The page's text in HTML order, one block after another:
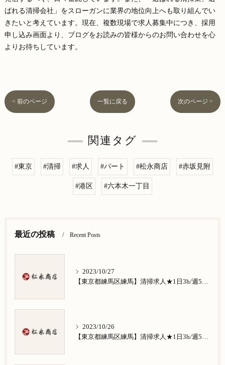
ばれる清掃会社」をスローガンに業界の地位向上へも取り組んでい
きたいと考えています。現在、複数現場で求人募集中につき、採用
申し込み画面より、ブログをお読みの皆様からのお問い合わせを心
よりお待ちしています。
< 前のページ 一覧に戻る 次のページ >
関連タグ
#東京 #清掃 #求人 #パート #松永商店 #赤坂見附
#港区 #六本木一丁目
最近の投稿 Recent Posts
2023/10/27
【東京都練馬区練馬】清掃求人★1日3h/週5日/祝日お休み★谷原在住の方歓迎
2023/10/26
【東京都練馬区練馬】清掃求人★1日3h/週5日/祝日お休み★南田中在住の方歓迎